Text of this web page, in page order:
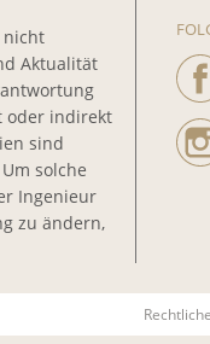
nicht
Aktualität
oder indirekt
sind
solche
Ingenieur
zu ändern,